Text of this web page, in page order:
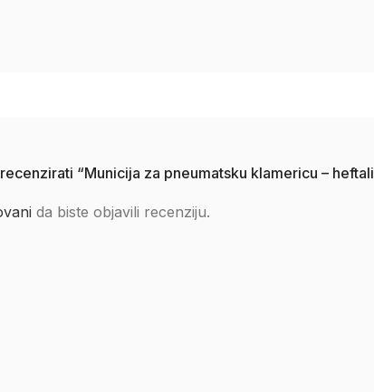
“Municija za pneumatsku klamericu –
da biste objavili recenziju.